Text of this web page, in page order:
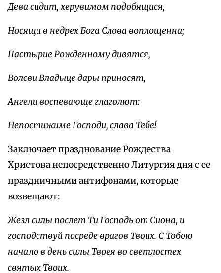
Дева сидит, херувимом подобящися,
Носящи в недрех Бога Слова воплощенна;
Пастырие Рожденному дивятся,
Волсви Владыце дары приносят,
Ангели воспевающе глаголют:
Непостижиме Господи, слава Тебе!
Заключает празднование Рождества
Христова непосредственно Литургия дня с ее
праздничными антифонами, которые
возвещают:
Жезл силы послет Ти Господь от Сиона, и
господствуй посреде врагов Твоих. С Тобою
начало в день силы Твоея во светлостех
святых Твоих.